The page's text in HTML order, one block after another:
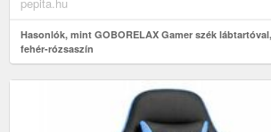
Hasonlók, mint GOBORELAX Gamer szék
fehér-rózsaszín